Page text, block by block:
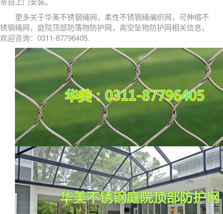
更多关于华美不锈钢绳网，柔性不锈钢绳编织网，可伸缩不
锈钢绳网，庭院顶部防落物防护网，高空坠物防护网相关信息，
欢迎咨询：0311-87796405.